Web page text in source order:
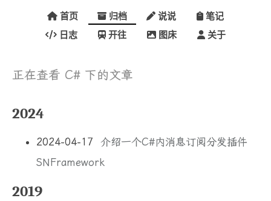
首页 归档 说说 笔记
日志 开往 图床 关于
正在查看 C# 下的文章
2024
2024-04-17
介绍一个C#内消息订阅分发插件
SNFramework
2019